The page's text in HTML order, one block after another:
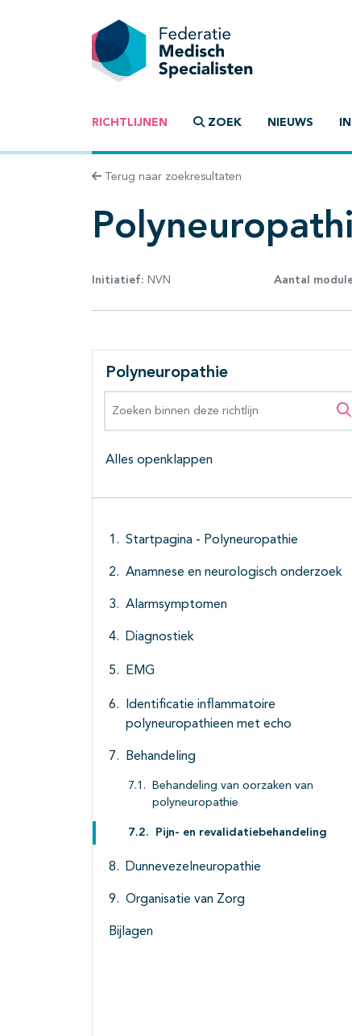
RICHTLIJNEN ZOEK NIEUWS
Terug naar zoekresultaten
Initiatief: NVN Aantal
Polyneuropathie
Alles openklappen
Startpagina - Polyneuropathie
Anamnese en neurologisch onderzoek
Alarmsymptomen
Diagnostiek
EMG
Identificatie inflammatoire
polyneuropathieen met echo
Behandeling
Behandeling van oorzaken van
polyneuropathie
Pijn- en revalidatiebehandeling
Dunnevezelneuropathie
Organisatie van Zorg
Bijlagen